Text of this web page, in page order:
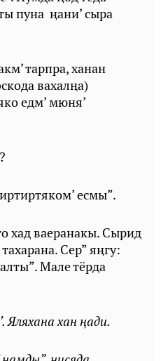
пуна ӊани’ сыра
тарпра, ханан
вахалңа)
едм’ мюня’
есмы”.
хад ваеранакы. Сырид
Сер” яӊгу:
Мале тёрда
Яляхана хан ңади.